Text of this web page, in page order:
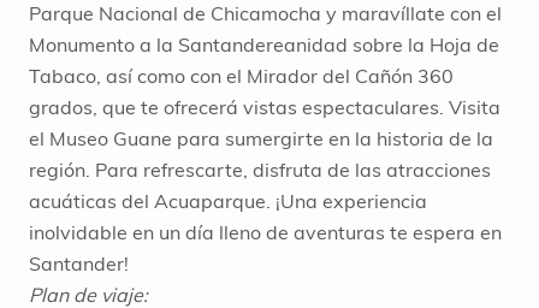
Parque Nacional de Chicamocha y maravíllate con el
Monumento a la Santandereanidad sobre la Hoja de
Tabaco, así como con el Mirador del Cañón 360
grados, que te ofrecerá vistas espectaculares. Visita
el Museo Guane para sumergirte en la historia de la
región. Para refrescarte, disfruta de las atracciones
acuáticas del Acuaparque. ¡Una experiencia
inolvidable en un día lleno de aventuras te espera en
Santander!
Plan de viaje: